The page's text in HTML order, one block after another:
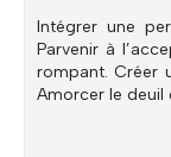
Intégrer une
Parvenir à
rompant. Créer
Amorcer le deuil